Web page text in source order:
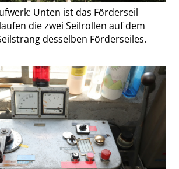
Unten ist das Förderseil
die zwei Seilrollen auf dem
desselben Förderseiles.